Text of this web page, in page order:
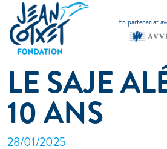
principal
En partenariat
LE SAJE
10 ANS
28/01/2025